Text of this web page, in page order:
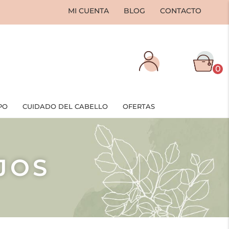
MI CUENTA BLOG CONTACTO
0
CUIDADO DEL CABELLO OFERTAS